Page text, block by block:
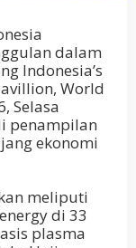
dalam
Indonesia’s
World
Selasa
penampilan
ekonomi
meliputi
di 33
plasma